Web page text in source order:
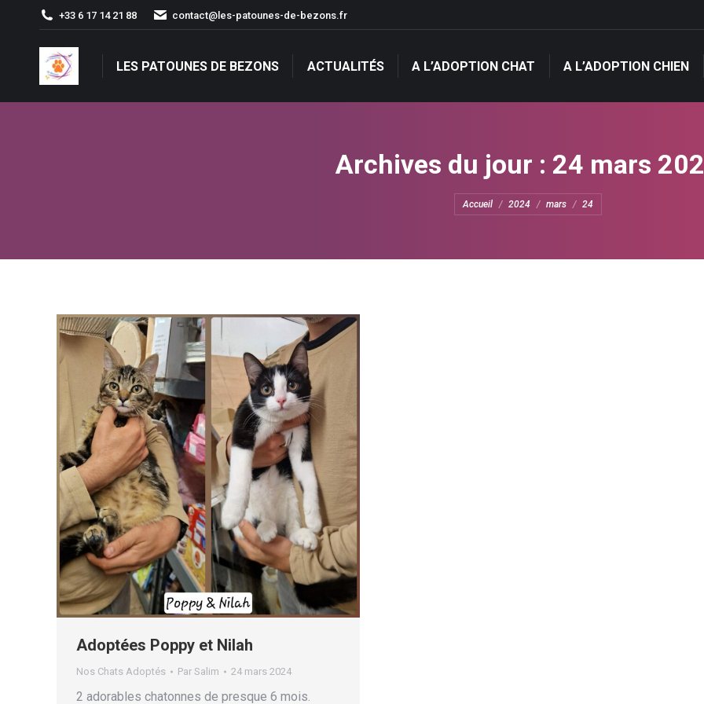
+33 6 17 14 21 88 contact@les-patounes-de-bezons.fr
LES PATOUNES DE BEZONS ACTUALITÉS A L’ADOPTION CHAT A L’ADOPTION CHIEN
Archives du jour : 24 mars
Vous êtes ici :
Accueil 2024 mars 24
Adoptées Poppy et Nilah
Nos Chats Adoptés Par Salim 24 mars 2024
2 adorables chatonnes de presque 6 mois.